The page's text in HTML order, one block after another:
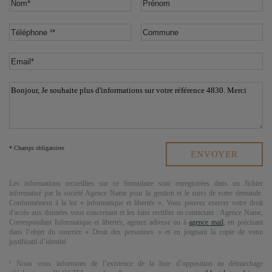
* Champs obligatoires
Les informations recueillies sur ce formulaire sont enregistrées dans un fichier
informatisé par la société Agence Namepour la gestion et le suivi de votre demande.
Conformément à la loi « informatique et libertés », Vous pouvez exercer votre droit
d'accès aux données vous concernant et les faire rectifier en contactant : Agence Name,
Correspondant Informatique et libertés,agence adresseou àagence mail, en précisant
dans l’objet du courrier « Droit des personnes » et en joignant la copie de votre
justificatif d’identité.
¹ Nous vous informons de l’existence de la liste d’opposition au démarchage